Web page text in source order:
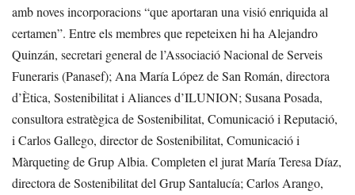
amb noves incorporacions “que aportaran una visió enriquida al
certamen”. Entre els membres que repeteixen hi ha Alejandro
Quinzán, secretari general de l’Associació Nacional de Serveis
Funeraris (Panasef); Ana María López de San Román, directora
d’Ètica, Sostenibilitat i Aliances d’ILUNION; Susana Posada,
consultora estratègica de Sostenibilitat, Comunicació i Reputació,
i Carlos Gallego, director de Sostenibilitat, Comunicació i
Màrqueting de Grup Albia. Completen el jurat María Teresa Díaz,
directora de Sostenibilitat del Grup Santalucía; Carlos Arango,